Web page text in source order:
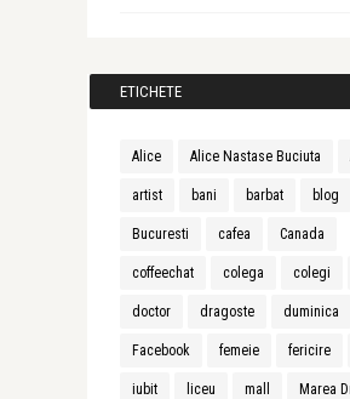
ETICHETE
Alice Alice Nastase Buciuta
artist bani barbat blog
Bucuresti cafea Canada
coffeechat colega colegi
doctor dragoste duminica
Facebook femeie fericire
iubit liceu mall Marea